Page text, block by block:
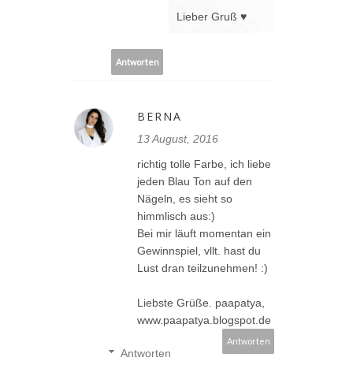
Lieber Gruß ♥
Antworten
BERNA
13 August, 2016
richtig tolle Farbe, ich liebe
jeden Blau Ton auf den
Nägeln, es sieht so
himmlisch aus:)
Bei mir läuft momentan ein
Gewinnspiel, vllt. hast du
Lust dran teilzunehmen! :)
Liebste Grüße. paapatya,
www.paapatya.blogspot.de
Antworten
Antworten